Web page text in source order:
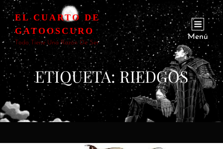
EL CUARTO DE
GATOOSCURO
Todo Tiene Una Razón De Ser
Menú
ETIQUETA: RIEDGOS